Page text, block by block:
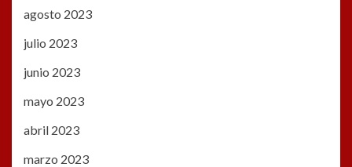
agosto 2023
julio 2023
junio 2023
mayo 2023
abril 2023
marzo 2023